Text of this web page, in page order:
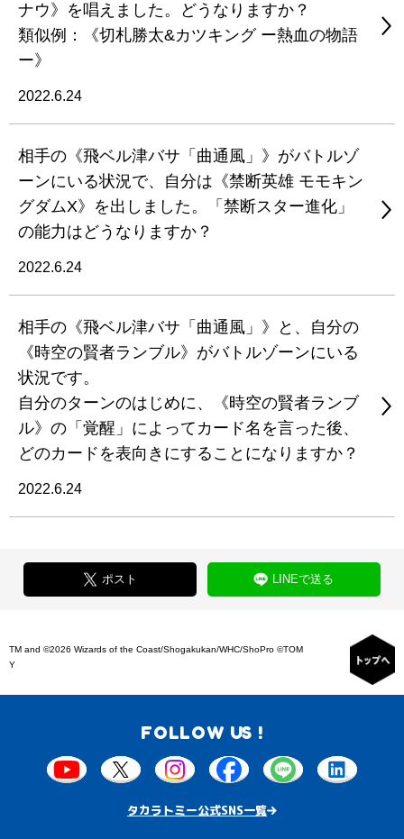
ナウ》を唱えました。どうなりますか？
類似例：《切札勝太&カツキング ー熱血の物語
ー》
2022.6.24
相手の《飛ベル津バサ「曲通風」》がバトルゾ
ーンにいる状況で、自分は《禁断英雄 モモキン
グダムX》を出しました。「禁断スター進化」
の能力はどうなりますか？
2022.6.24
相手の《飛ベル津バサ「曲通風」》と、自分の
《時空の賢者ランブル》がバトルゾーンにいる
状況です。
自分のターンのはじめに、《時空の賢者ランブ
ル》の「覚醒」によってカード名を言った後、
どのカードを表向きにすることになりますか？
2022.6.24
ポスト LINEで送る
TM and ©2026 Wizards of the Coast/Shogakukan/WHC/ShoPro ©TOM
Y
FOLLOW US !
タカラトミー公式SNS一覧